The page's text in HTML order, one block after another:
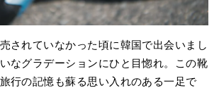
されていなかった頃に韓国で出会いまし
なグラデーションにひと目惚れ。この靴
行の記憶も蘇る思い入れのある一足で